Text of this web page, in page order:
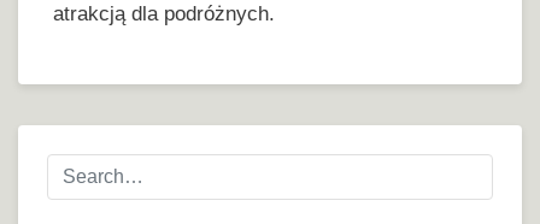
atrakcją dla podróżnych.